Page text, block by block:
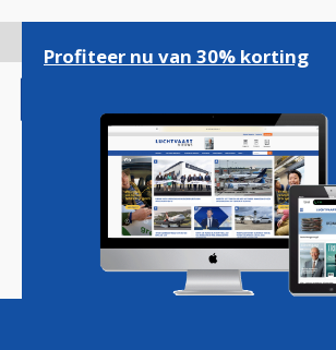
gaan
Magazine Podcasts
Profiteer nu van 30% korting